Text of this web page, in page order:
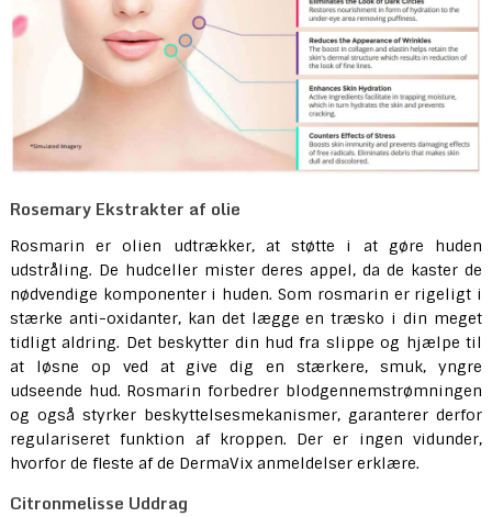
Rosemary Ekstrakter af olie
Rosmarin er olien udtrækker, at støtte i at gøre huden
udstråling. De hudceller mister deres appel, da de kaster de
nødvendige komponenter i huden. Som rosmarin er rigeligt i
stærke anti-oxidanter, kan det lægge en træsko i din meget
tidligt aldring. Det beskytter din hud fra slippe og hjælpe til
at løsne op ved at give dig en stærkere, smuk, yngre
udseende hud. Rosmarin forbedrer blodgennemstrømningen
og også styrker beskyttelsesmekanismer, garanterer derfor
regulariseret funktion af kroppen. Der er ingen vidunder,
hvorfor de fleste af de DermaVix anmeldelser erklære.
Citronmelisse Uddrag